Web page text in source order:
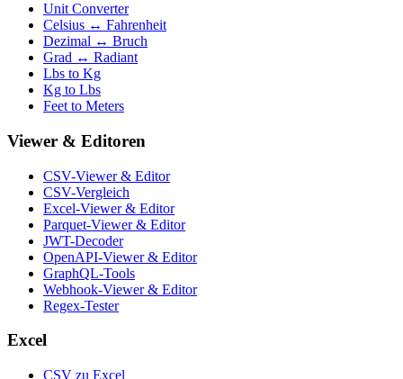
Unit Converter
Celsius ↔ Fahrenheit
Dezimal ↔ Bruch
Grad ↔ Radiant
Lbs to Kg
Kg to Lbs
Feet to Meters
Viewer & Editoren
CSV-Viewer & Editor
CSV-Vergleich
Excel-Viewer & Editor
Parquet-Viewer & Editor
JWT-Decoder
OpenAPI-Viewer & Editor
GraphQL-Tools
Webhook-Viewer & Editor
Regex-Tester
Excel
CSV zu Excel